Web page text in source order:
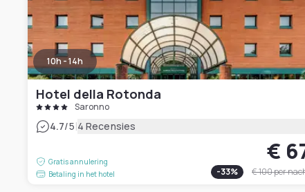
10h - 14h
Hotel della Rotonda
Saronno
4.7/5|4 Recensies
Gratis annulering
Betaling in het hotel
€
-33% € 100per